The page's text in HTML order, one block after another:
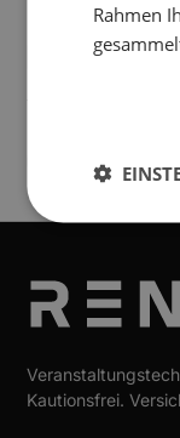
Standorte
Verfügbar
Münster
Kautionsfrei.
Rahmen